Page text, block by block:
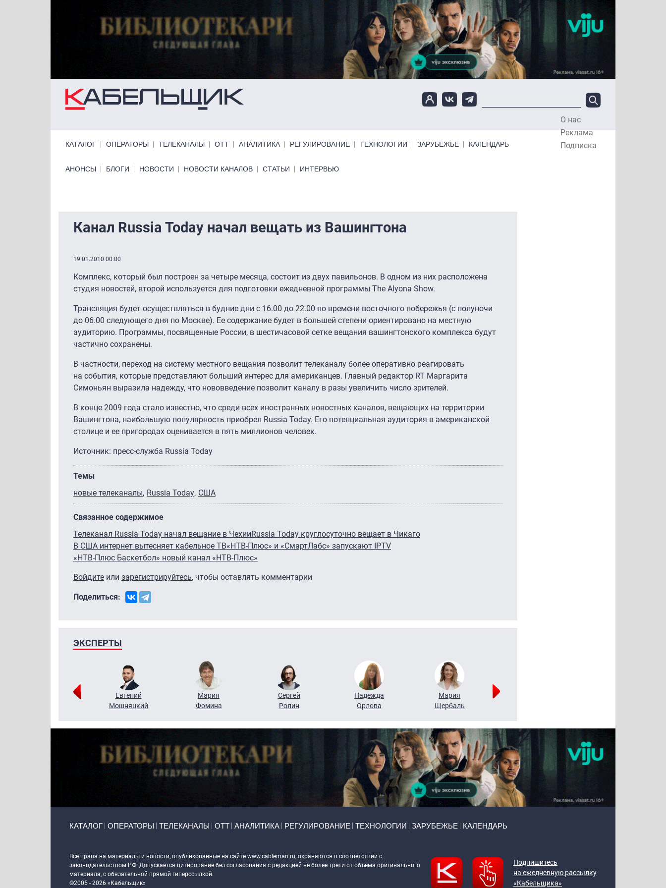
О нас
Реклама
Подписка
КАТАЛОГ ОПЕРАТОРЫ ТЕЛЕКАНАЛЫ ОТТ АНАЛИТИКА РЕГУЛИРОВАНИЕ ТЕХНОЛОГИИ ЗАРУБЕЖЬЕ КАЛЕНДАРЬ
Primary links bottom
АНОНСЫ БЛОГИ НОВОСТИ НОВОСТИ КАНАЛОВ СТАТЬИ ИНТЕРВЬЮ
Канал Russia Today начал вещать из Вашингтона
19.01.2010 00:00
Комплекс, который был построен за четыре месяца, состоит из двух павильонов. В одном из них расположена
студия новостей, второй используется для подготовки ежедневной программы The Alyona Show.
Трансляция будет осуществляться в будние дни c 16.00 до 22.00 по времени восточного побережья (с полуночи
до 06.00 следующего дня по Москве). Ее содержание будет в большей степени ориентировано на местную
аудиторию. Программы, посвященные России, в шестичасовой сетке вещания вашингтонского комплекса будут
частично сохранены.
В частности, переход на систему местного вещания позволит телеканалу более оперативно реагировать
на события, которые представляют больший интерес для американцев. Главный редактор RT Маргарита
Симоньян выразила надежду, что нововведение позволит каналу в разы увеличить число зрителей.
В конце 2009 года стало известно, что среди всех иностранных новостных каналов, вещающих на территории
Вашингтона, наибольшую популярность приобрел Russia Today. Его потенциальная аудитория в американской
столице и ее пригородах оценивается в пять миллионов человек.
Источник: пресс-служба Russia Today
Темы
новые телеканалы Russia Today США
Связанное содержимое
Телеканал Russia Today начал вещание в ЧехииRussia Today круглосуточно вещает в Чикаго
В США интернет вытесняет кабельное ТВ«НТВ-Плюс» и «СмартЛабс» запускают IPTV
«НТВ-Плюс Баскетбол» новый канал «НТВ-Плюс»
Войдите или зарегистрируйтесь, чтобы оставлять комментарии
Поделиться:
ЭКСПЕРТЫ
Евгений
Мошняцкий
Мария
Фомина
Сергей
Ролин
Надежда
Орлова
Мария
Щербаль
КАТАЛОГ ОПЕРАТОРЫ ТЕЛЕКАНАЛЫ ОТТ АНАЛИТИКА РЕГУЛИРОВАНИЕ ТЕХНОЛОГИИ ЗАРУБЕЖЬЕ КАЛЕНДАРЬ
Все права на материалы и новости, опубликованные на сайте www.cableman.ru, охраняются в соответствии с
законодательством РФ. Допускается цитирование без согласования с редакцией не более трети от объема оригинального
материала, с обязательной прямой гиперссылкой.
©2005 - 2026 «Кабельщик»
Подпишитесь
на ежедневную рассылку
«Кабельщика»